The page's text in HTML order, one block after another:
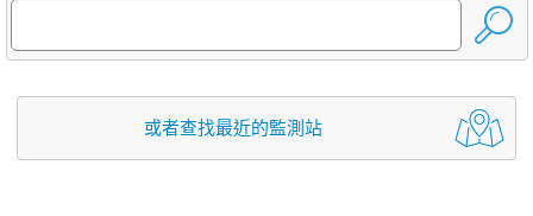
或者查找最近的監測站